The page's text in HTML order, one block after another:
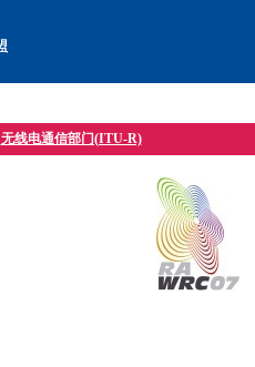
无线电通信部门(ITU-R)